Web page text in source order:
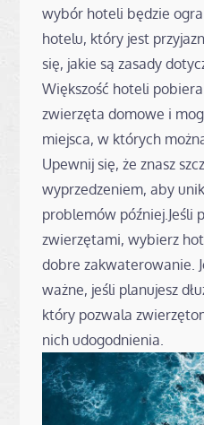
wybór hoteli będzie
hotelu, który jest
się, jakie są zasady
Większość hoteli
zwierzęta domowe i
miejsca, w których
Upewnij się, że znasz
wyprzedzeniem, aby
problemów później.Jeśli
zwierzętami, wybierz
dobre zakwaterowanie.
ważne, jeśli planujesz
który pozwala
nich udogodnienia.